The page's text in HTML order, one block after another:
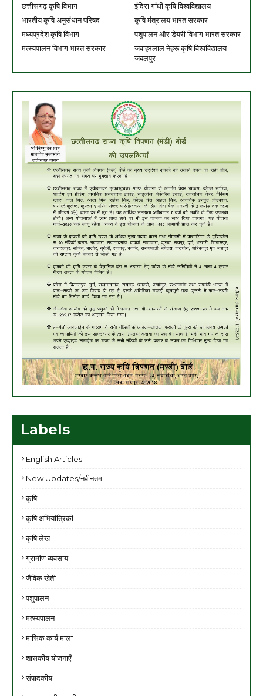
छत्तीसगढ़ कृषि विभाग
इंदिरा गांधी कृषि विश्वविद्यालय
भारतीय कृषि अनुसंधान परिषद
कृषि मंत्रालय भारत सरकार
मध्यप्रदेश कृषि विभाग
पशुपालन और डेयरी विभाग भारत सरकार
मत्स्यपालन विभाग भारत सरकार
जवाहरलाल नेहरू कृषि विश्वविद्यालय
जबलपुर
Labels
English Articles
New Updates/नवीनतम
कृषि
कृषि अभियांत्रिकी
कृषि लेख
ग्रामीण व्यवसाय
जैविक खेती
पशुपालन
मत्स्यपालन
मासिक कार्य माला
शासकीय योजनाएँ
संपादकीय